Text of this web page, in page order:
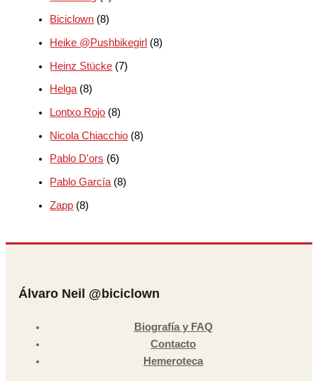
Biciclown (8)
Heike @Pushbikegirl (8)
Heinz Stücke (7)
Helga(8)
Lontxo Rojo (8)
Nicola Chiacchio (8)
Pablo D'ors (6)
Pablo García (8)
Zapp (8)
Álvaro Neil @biciclown
Biografía y FAQ
Contacto
Hemeroteca